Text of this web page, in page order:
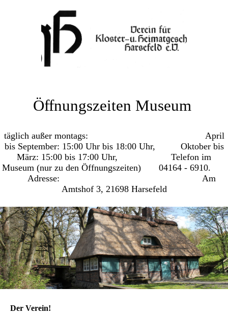
Öffnungszeiten Museum
täglich außer montags: April
bis September: 15:00 Uhr bis 18:00 Uhr, Oktober bis
März: 15:00 bis 17:00 Uhr, Telefon im
Museum (nur zu den Öffnungszeiten) 04164 - 6910.
Adresse: Am
Amtshof 3, 21698 Harsefeld
Der Verein!